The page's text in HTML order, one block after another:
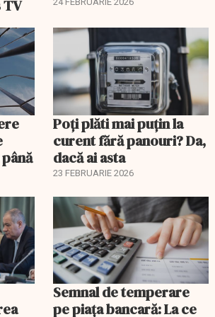
TV
Poți plăti mai puțin la
curent fără panouri? Da,
dacă ai asta
23 FEBRUARIE 2026
Semnal de temperare
pe piața bancară: La ce